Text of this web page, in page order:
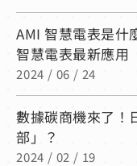
AMI 智慧電表是什
智慧電表最新應用
2024 / 06 / 24
數據碳商機來了！
部」？
2024 / 02 / 19